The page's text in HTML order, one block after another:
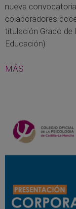
nueva
colaboradores
titulación Grado de
Educación)
MÁS